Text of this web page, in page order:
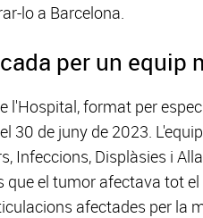
lo a Barcelona.
per un equip
l'Hospital, format per
30 de juny de 2023.
Infeccions, Displàsies i
el tumor afectava tot
afectades per la